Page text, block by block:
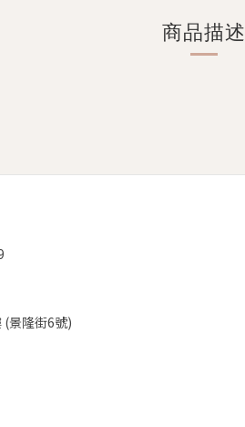
商品描述
景隆街6號)